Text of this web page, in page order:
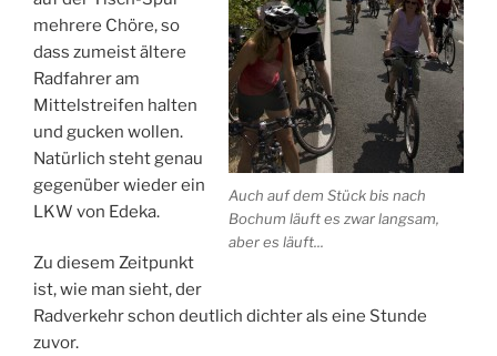
Auch auf dem Stück bis nach
Bochum läuft es zwar langsam,
aber es läuft...
mehrere Chöre, so
dass zumeist ältere
Radfahrer am
Mittelstreifen halten
und gucken wollen.
Natürlich steht genau
gegenüber wieder ein
LKW von Edeka.
Zu diesem Zeitpunkt
ist, wie man sieht, der
Radverkehr schon deutlich dichter als eine Stunde
zuvor.